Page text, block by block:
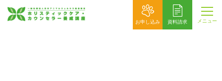
お申し込み 資料請求 メニュー